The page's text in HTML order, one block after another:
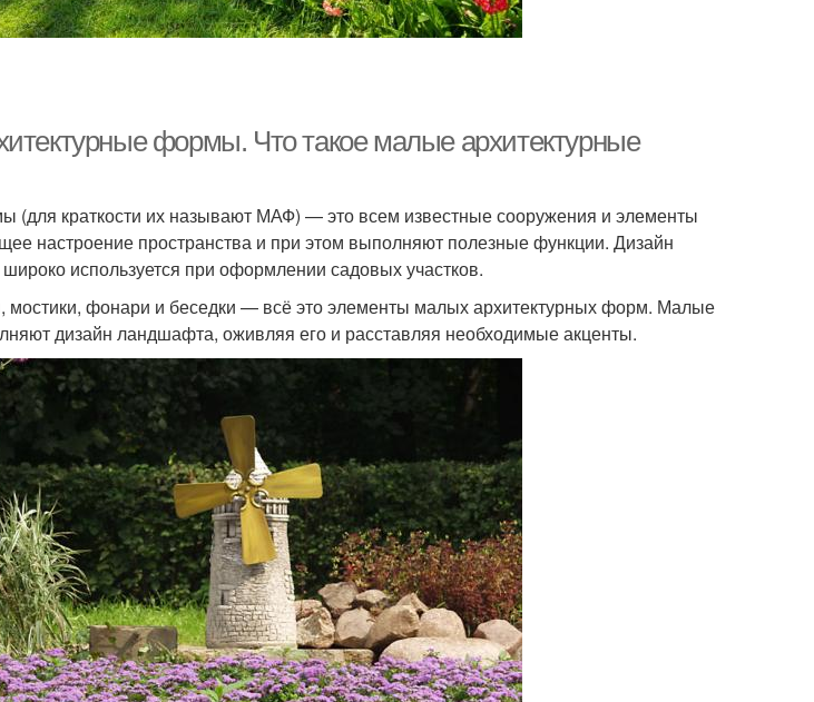
формы. Что такое малые архитектурные
(для краткости их называют МАФ) — это всем известные сооружения и элементы
настроение пространства и при этом выполняют полезные функции. Дизайн
используется при оформлении садовых участков.
фонари и беседки — всё это элементы малых архитектурных форм. Малые
дизайн ландшафта, оживляя его и расставляя необходимые акценты.